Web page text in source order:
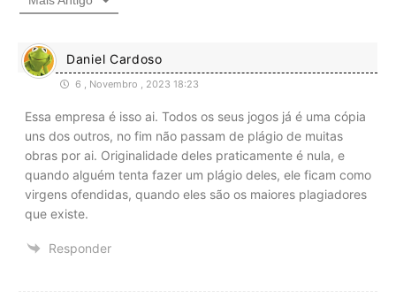
Daniel Cardoso
6 , Novembro , 2023 18:23
Essa empresa é isso ai. Todos os seus jogos já é uma cópia
uns dos outros, no fim não passam de plágio de muitas
obras por ai. Originalidade deles praticamente é nula, e
quando alguém tenta fazer um plágio deles, ele ficam como
virgens ofendidas, quando eles são os maiores plagiadores
que existe.
Responder